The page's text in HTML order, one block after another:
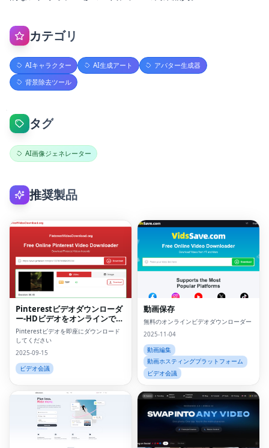
カテゴリ
AIキャラクター AI生成アート
アバター生成器
背景除去ツール
タグ
AI画像ジェネレーター
推奨製品
Pinterestビデオダウンローダ
ー-HDビデオをオンラインでダ
ウンロードしてください
Pinterestビデオを即座にダウンロード
してください
2025-09-15
ビデオ会議
動画保存
無料のオンラインビデオダウンローダー
2025-11-04
動画編集
動画ホスティングプラットフォーム
ビデオ会議